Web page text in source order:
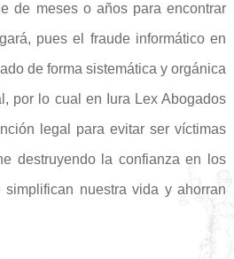
de meses o años para encontrar
pues el fraude informático en
de forma sistemática y orgánica
por lo cual en Iura Lex Abogados
legal para evitar ser víctimas
destruyendo la confianza en los
nuestra vida y ahorran